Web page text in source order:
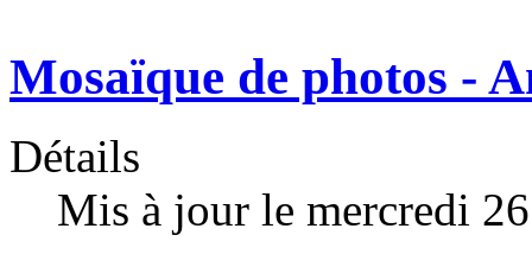
Mosaïque de photos -
Détails
Mis à jour le mercredi